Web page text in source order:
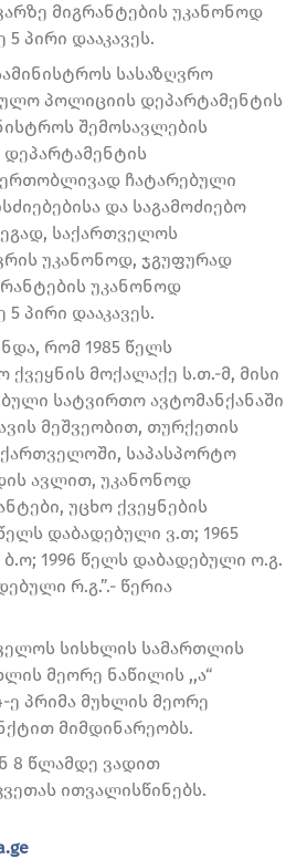
მიგრანტების უკანონოდ
5 პირი დააკავეს.
სასაზღვრო
პოლიციის დეპარტამენტის
შემოსავლების
დეპარტამენტის
ჩატარებული
და საგამოძიებო
საქართველოს
უკანონოდ, ჯგუფურად
უკანონოდ
5 პირი დააკავეს.
რომ 1985 წელს
ქვეყნის მოქალაქე ს.თ.-მ, მისი
სატვირთო ავტომანქანაში
მეშვეობით, თურქეთის
საპასპორტო
ავლით, უკანონოდ
უცხო ქვეყნების
დაბადებული ვ.თ; 1965
1996 წელს დაბადებული ო.გ.
რ.გ.”.- წერია
სისხლის სამართლის
მეორე ნაწილის ,,ა“
ე პრიმა მუხლის მეორე
მიმდინარეობს.
8 წლამდე ვადით
ითვალისწინებს.